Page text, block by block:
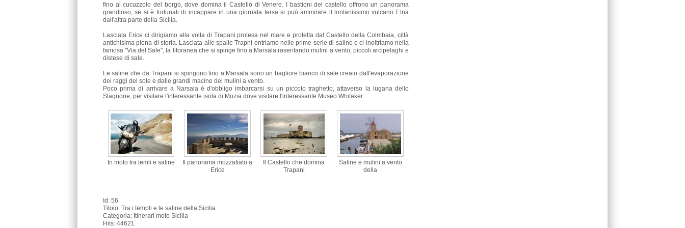
fino al cucuzzolo del borgo, dove domina il Castello di Venere. I bastioni del castello offrono un panorama
grandioso, se si è fortunati di incappare in una giornata tersa si può ammirare il lontanissimo vulcano Etna
dall'altra parte della Sicilia.
Lasciata Erice ci dirigiamo alla volta di Trapani protesa nel mare e protetta dal Castello della Colmbaia, città
antichisima piena di storia. Lasciata alle spalle Trapni entriamo nelle prime serie di saline e ci inoltriamo nella
famosa "Via del Sale", la litoranea che si spinge fino a Marsala rasentando mulini a vento, piccoli arcipelaghi e
distese di sale.
Le saline che da Trapani si spingono fino a Marsala sono un bagliore bianco di sale creato dall'evaporazione
dei raggi del sole e dalle grandi macine dei mulini a vento.
Poco prima di arrivare a Narsala è d'obbligo imbarcarsi su un piccolo traghetto, attaverso la lugana dello
Stagnone, per visitare l'interessante isola di Mozia dove visitare l'interessante Museo Whitaker.
In moto tra temli e saline
Il panorama mozzafiato a
Erice
Il Castello che domina
Trapani
Saline e mulini a vento
della
Id: 56
Titolo: Tra i templi e le saline della Sicilia
Categoria: Itinerari moto Sicilia
Hits: 44621